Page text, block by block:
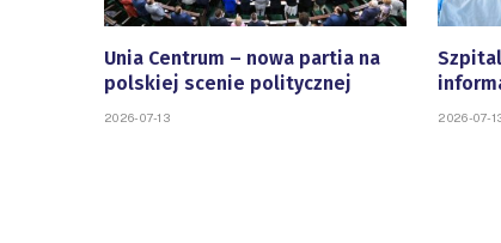
Unia Centrum – nowa partia na
polskiej scenie politycznej
2026-07-13 2026-07-